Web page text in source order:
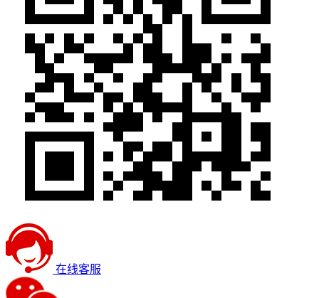
在线客服